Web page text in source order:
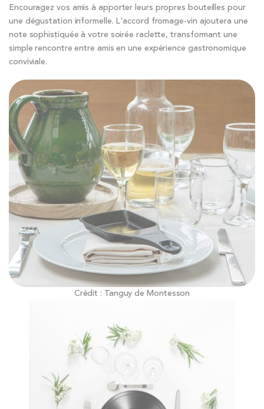
Encouragez vos amis à apporter leurs propres bouteilles pour
une dégustation informelle. L'accord fromage-vin ajoutera une
note sophistiquée à votre soirée raclette, transformant une
simple rencontre entre amis en une expérience gastronomique
conviviale.
Crédit : Tanguy de Montesson